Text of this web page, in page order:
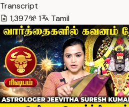
Transcript
1,397
1 Tamil